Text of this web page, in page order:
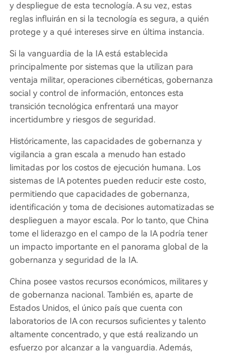
y despliegue de esta tecnología. A su vez, estas
reglas influirán en si la tecnología es segura, a quién
protege y a qué intereses sirve en última instancia.
Si la vanguardia de la IA está establecida
principalmente por sistemas que la utilizan para
ventaja militar, operaciones cibernéticas, gobernanza
social y control de información, entonces esta
transición tecnológica enfrentará una mayor
incertidumbre y riesgos de seguridad.
Históricamente, las capacidades de gobernanza y
vigilancia a gran escala a menudo han estado
limitadas por los costos de ejecución humana. Los
sistemas de IA potentes pueden reducir este costo,
permitiendo que capacidades de gobernanza,
identificación y toma de decisiones automatizadas se
desplieguen a mayor escala. Por lo tanto, que China
tome el liderazgo en el campo de la IA podría tener
un impacto importante en el panorama global de la
gobernanza y seguridad de la IA.
China posee vastos recursos económicos, militares y
de gobernanza nacional. También es, aparte de
Estados Unidos, el único país que cuenta con
laboratorios de IA con recursos suficientes y talento
altamente concentrado, y que está realizando un
esfuerzo por alcanzar a la vanguardia. Además,